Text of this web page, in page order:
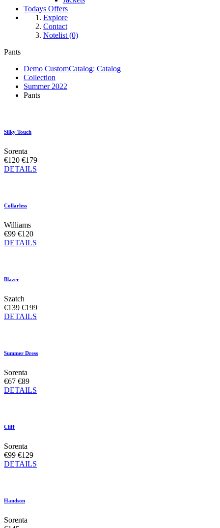
Todays Offers
Explore
Contact
Notelist (0)
Pants
Demo CustomCatalog: Catalog
Collection
Summer 2022
Pants
Silky Touch
Sorenta
€120 €179
DETAILS
Collarless
Williams
€99 €120
DETAILS
Blazer
Szatch
€139 €199
DETAILS
Summer Dress
Sorenta
€67 €89
DETAILS
Cliff
Sorenta
€99 €129
DETAILS
Handson
Sorenta